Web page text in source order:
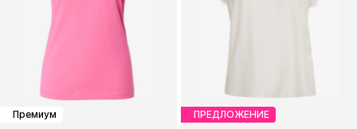
Премиум ПРЕДЛОЖЕНИЕ